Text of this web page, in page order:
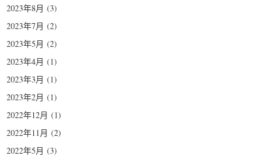
2023年8月 (3)
2023年7月 (2)
2023年5月 (2)
2023年4月 (1)
2023年3月 (1)
2023年2月 (1)
2022年12月 (1)
2022年11月 (2)
2022年5月 (3)